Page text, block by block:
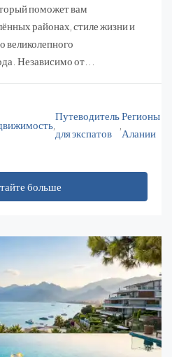
поможет вам
районах, стиле жизни и
великолепного
Независимо от...
Путеводитель
для экспатов
Регионы
Алании
больше